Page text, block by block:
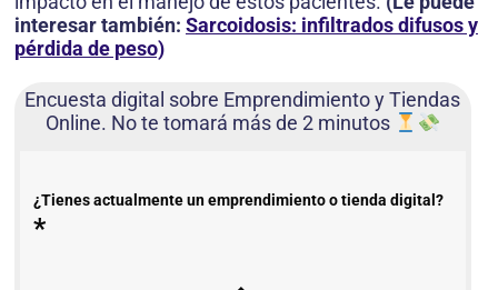
interesar también: Sarcoidosis: infiltrados difusos y
pérdida de peso)
Encuesta digital sobre Emprendimiento y Tiendas
Online. No te tomará más de 2 minutos
¿Tienes actualmente un emprendimiento o tienda digital?
*